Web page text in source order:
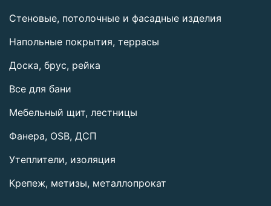
Стеновые, потолочные и фасадные изделия
Напольные покрытия, террасы
Доска, брус, рейка
Все для бани
Мебельный щит, лестницы
Фанера, OSB, ДСП
Утеплители, изоляция
Крепеж, метизы, металлопрокат